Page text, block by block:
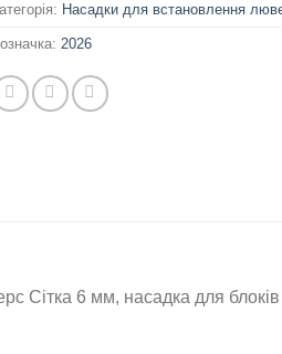
Насадки для встановлення
2026
6 мм, насадка для блоків